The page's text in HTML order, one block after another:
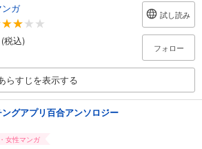
ガ
税込)
試し読み
フォロー
らすじを表示する
ングアプリ百合アンソロジー
女性マンガ